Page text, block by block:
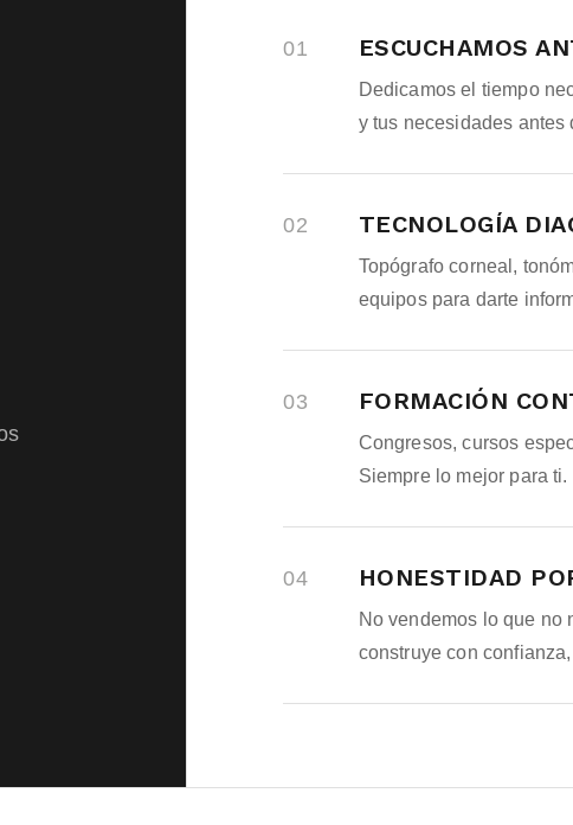
01 ESCUCHAMOS
Dedicamos el tiempo
y tus necesidades antes
02 TECNOLOGÍA
Topógrafo corneal,
equipos para darte
03 FORMACIÓN
Congresos, cursos
Siempre lo mejor para ti.
04 HONESTIDAD
No vendemos lo que no
construye con